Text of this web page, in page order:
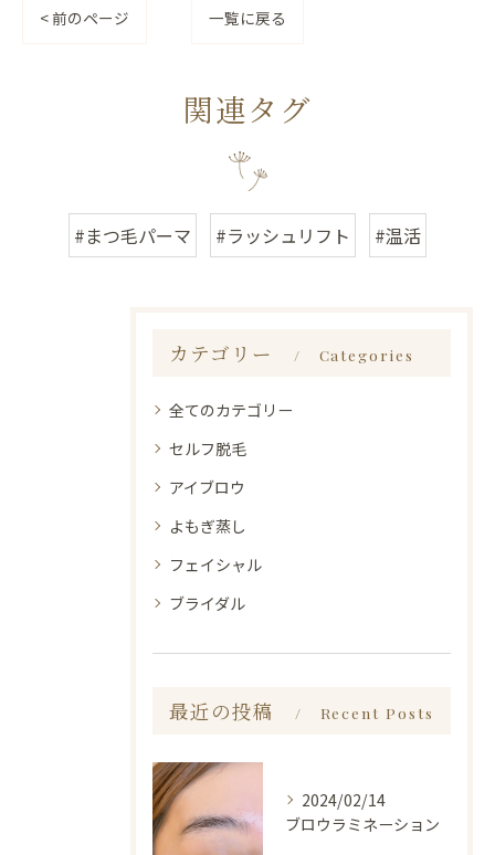
< 前のページ 一覧に戻る
関連タグ
#まつ毛パーマ #ラッシュリフト #温活
カテゴリー Categories
全てのカテゴリー
セルフ脱毛
アイブロウ
よもぎ蒸し
フェイシャル
ブライダル
最近の投稿 Recent Posts
2024/02/14
ブロウラミネーション